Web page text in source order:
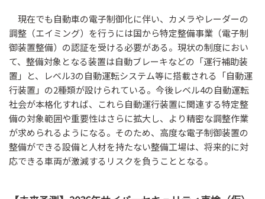
現在でも自動車の電子制御化に伴い、カメラやレーダーの
調整（エイミング）を行うには国から特定整備事業（電子制
御装置整備）の認証を受ける必要がある。現状の制度におい
て、整備対象となる装置は自動ブレーキなどの「運行補助装
置」と、レベル3の自動運転システム等に搭載される「自動運
行装置」の2種類が設けられている。今後レベル4の自動運転
社会が本格化すれば、これら自動運行装置に関連する特定整
備の対象範囲や重要性はさらに拡大し、より精密な調整作業
が求められるようになる。そのため、高度な電子制御装置の
整備ができる設備と人材を持たない整備工場は、将来的に対
応できる車両が激減するリスクを負うこととなる。